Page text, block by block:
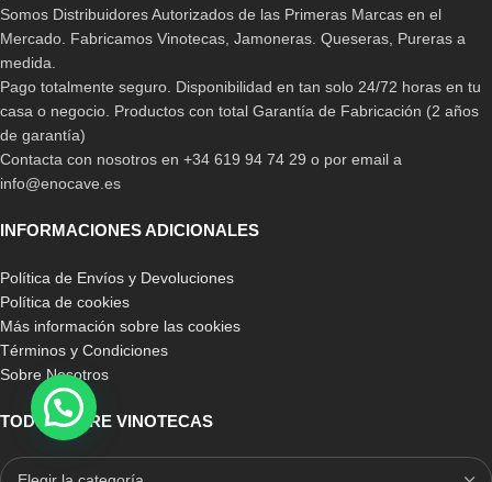
Somos Distribuidores Autorizados de las Primeras Marcas en el
Mercado. Fabricamos Vinotecas, Jamoneras. Queseras, Pureras a
medida.
Pago totalmente seguro. Disponibilidad en tan solo 24/72 horas en tu
casa o negocio. Productos con total Garantía de Fabricación (2 años
de garantía)
Contacta con nosotros en +34 619 94 74 29 o por email a
info@enocave.es
INFORMACIONES ADICIONALES
Política de Envíos y Devoluciones
Política de cookies
Más información sobre las cookies
Términos y Condiciones
Sobre Nosotros
TODO SOBRE VINOTECAS